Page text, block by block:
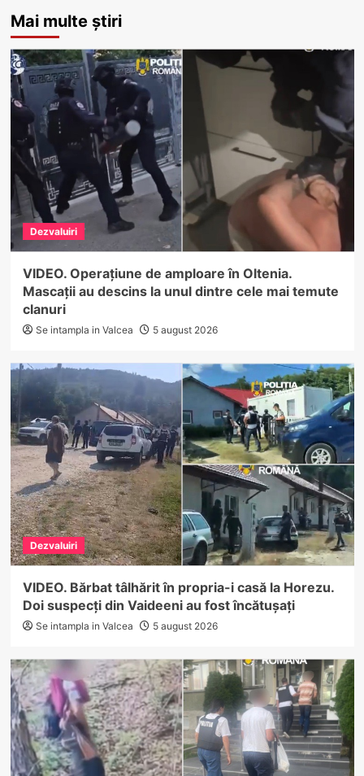
Mai multe știri
Dezvaluiri
VIDEO. Operațiune de amploare în Oltenia.
Mascații au descins la unul dintre cele mai temute
clanuri
Se intampla in Valcea 5 august 2026
Dezvaluiri
VIDEO. Bărbat tâlhărit în propria-i casă la Horezu.
Doi suspecți din Vaideeni au fost încătușați
Se intampla in Valcea 5 august 2026